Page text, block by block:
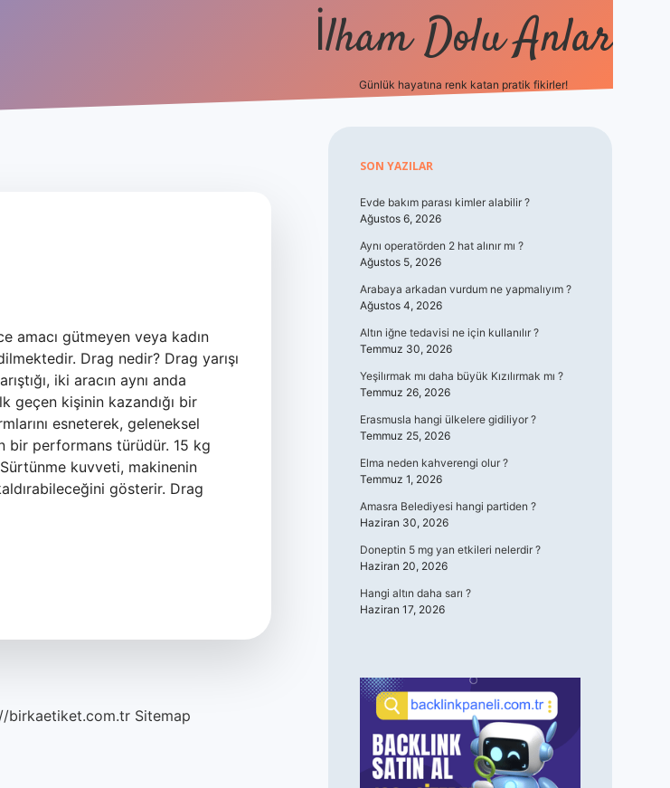
İlham Dolu Anlar
Günlük hayatına renk katan pratik fikirler!
amacı gütmeyen veya kadın
Drag nedir? Drag yarışı
iki aracın aynı anda
geçen kişinin kazandığı bir
esneterek, geleneksel
bir performans türüdür. 15 kg
kuvveti, makinenin
gösterir. Drag
birkaetiket.com.tr Sitemap
Sidebar
SON YAZILAR
Evde bakım parası kimler alabilir ?
Ağustos 6, 2026
Aynı operatörden 2 hat alınır mı ?
Ağustos 5, 2026
Arabaya arkadan vurdum ne yapmalıyım ?
Ağustos 4, 2026
Altın iğne tedavisi ne için kullanılır ?
Temmuz 30, 2026
Yeşilırmak mı daha büyük Kızılırmak mı ?
Temmuz 26, 2026
Erasmusla hangi ülkelere gidiliyor ?
Temmuz 25, 2026
Elma neden kahverengi olur ?
Temmuz 1, 2026
Amasra Belediyesi hangi partiden ?
Haziran 30, 2026
Doneptin 5 mg yan etkileri nelerdir ?
Haziran 20, 2026
Hangi altın daha sarı ?
Haziran 17, 2026